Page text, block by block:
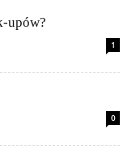
upów?
1
0